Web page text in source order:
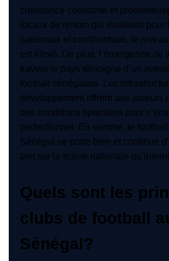
croissance constante et
locaux de renom qui rivalisent pour
nationaux et continentaux, le
est élevé. De plus, l’émergence de
travers le pays témoigne d’un
football sénégalais. Les
développement offrent aux joueurs
des conditions optimales pour
perfectionner. En somme, le
Sénégal se porte bien et continue
tant sur la scène nationale
Quels sont les
clubs de football
Sénégal?